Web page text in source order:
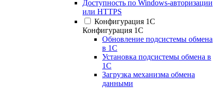
Доступность по Windows-авторизации
или HTTPS
Конфигурация 1С
Конфигурация 1С
Обновление подсистемы обмена
в 1С
Установка подсистемы обмена в
1С
Загрузка механизма обмена
данными